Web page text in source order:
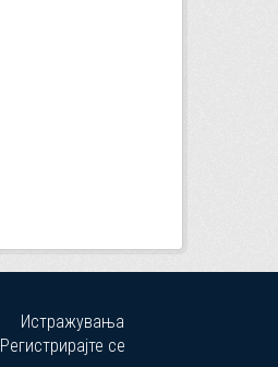
Истражувања
Регистрирајте се